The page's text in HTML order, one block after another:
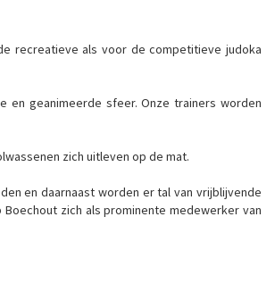
recreatieve als voor de competitieve judoka
en geanimeerde sfeer. Onze trainers worden
zich uitleven op de mat.
en daarnaast worden er tal van vrijblijvende
zich als prominente medewerker van